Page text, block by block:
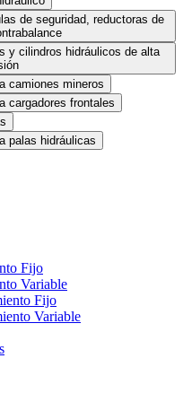
de seguridad, reductoras de
y cilindros hidráulicos de alta
camiones mineros
cargadores frontales
palas hidráulicas
Fijo
Variable
Fijo
Variable